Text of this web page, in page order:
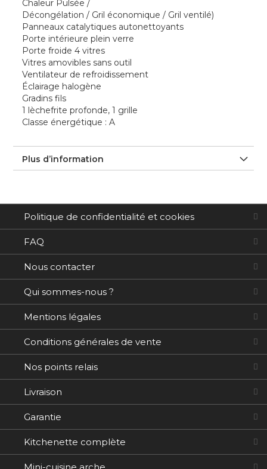
Chaleur Pulsée /
Décongélation / Gril économique / Gril ventilé)
Panneaux catalytiques autonettoyants
Porte intérieure plein verre
Porte froide 4 vitres
Vitres amovibles sans outil
Ventilateur de refroidissement
Éclairage halogène
Gradins fils
1 lèchefrite profonde, 1 grille
Classe énergétique : A
Plus d’information
Politique de confidentialité et cookies
FAQ
Nous contacter
Qui sommes-nous ?
Mentions légales
Conditions générales de vente
Nos points relais
Livraison
Garantie
Kitchenette complète